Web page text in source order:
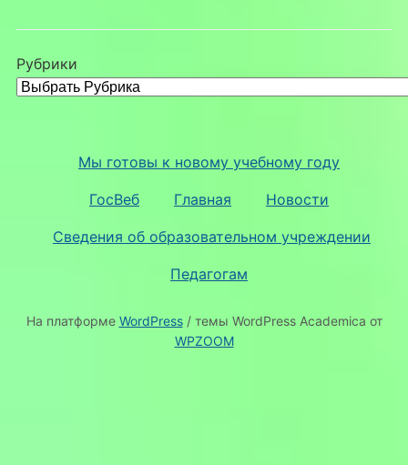
Рубрики
Мы готовы к новому учебному году
ГосВеб Главная Новости
Сведения об образовательном учреждении
Педагогам
На платформе WordPress/ темы WordPress Academica от
WPZOOM